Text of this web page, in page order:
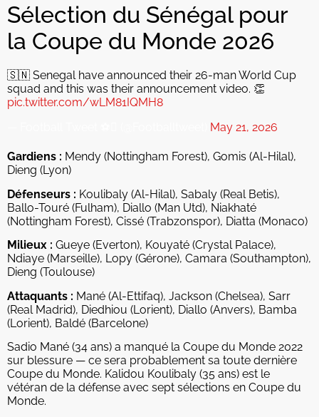
Sélection du Sénégal pour
la Coupe du Monde 2026
🇸🇳 Senegal have announced their 26-man World Cup
squad and this was their announcement video. 👏
pic.twitter.com/wLM81IQMH8
May 21, 2026
Gardiens : Mendy (Nottingham Forest), Gomis (Al-Hilal),
Dieng (Lyon)
Défenseurs : Koulibaly (Al-Hilal), Sabaly (Real Betis),
Ballo-Touré (Fulham), Diallo (Man Utd), Niakhaté
(Nottingham Forest), Cissé (Trabzonspor), Diatta (Monaco)
Milieux : Gueye (Everton), Kouyaté (Crystal Palace),
Ndiaye (Marseille), Lopy (Gérone), Camara (Southampton),
Dieng (Toulouse)
Attaquants : Mané (Al-Ettifaq), Jackson (Chelsea), Sarr
(Real Madrid), Diedhiou (Lorient), Diallo (Anvers), Bamba
(Lorient), Baldé (Barcelone)
Sadio Mané (34 ans) a manqué la Coupe du Monde 2022
sur blessure — ce sera probablement sa toute dernière
Coupe du Monde. Kalidou Koulibaly (35 ans) est le
vétéran de la défense avec sept sélections en Coupe du
Monde.